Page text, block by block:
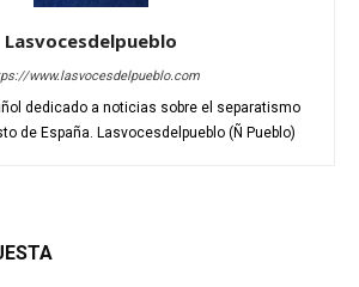
Lasvocesdelpueblo
www.lasvocesdelpueblo.com
dedicado a noticias sobre el separatismo
de España. Lasvocesdelpueblo (Ñ Pueblo)